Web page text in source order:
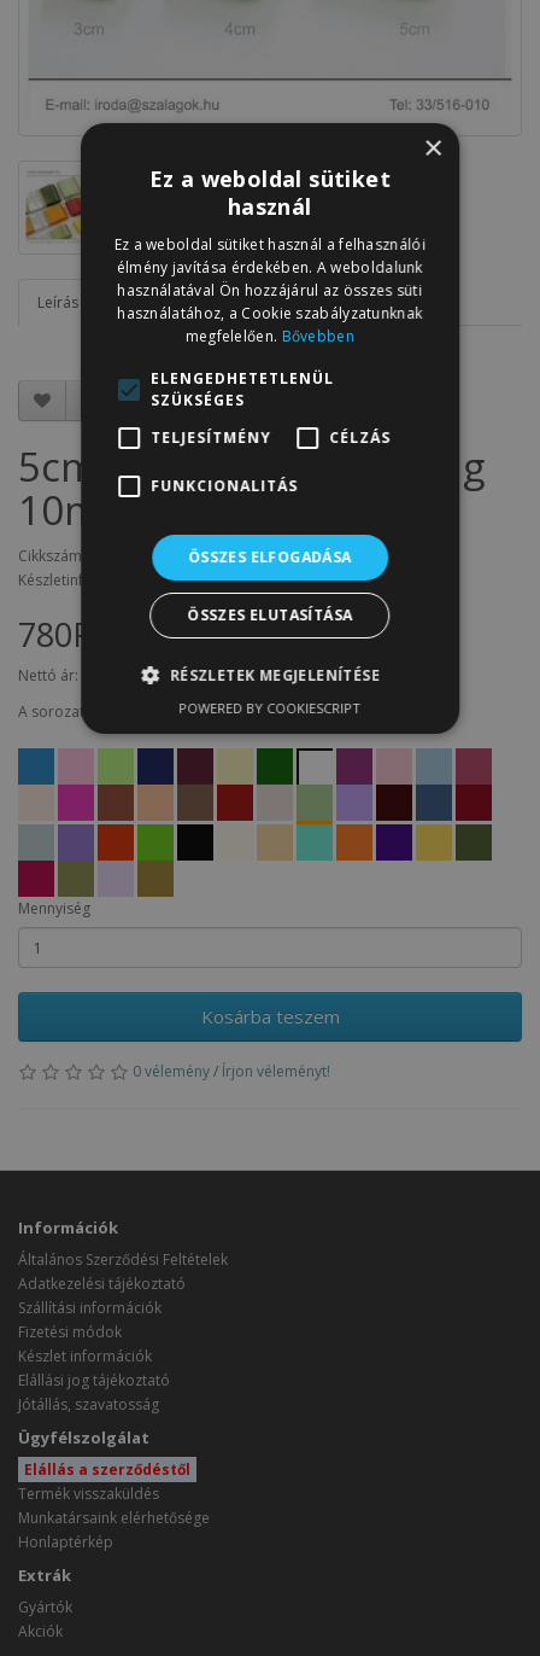
Leírás Vélemények (0)
5cm széles szatén szalag
10m C06-borsózöld
Cikkszám: SZ5.C06
Készletinfó: 9
780Ft
Nettó ár:
A sorozat termékei
Mennyiség
Kosárba teszem
0 vélemény/ Írjon véleményt!
Információk
Általános Szerződési Feltételek
Adatkezelési tájékoztató
Szállítási információk
Fizetési módok
Készlet információk
Elállási jog tájékoztató
Jótállás, szavatosság
Ügyfélszolgálat
Elállás a szerződéstől
Termék visszaküldés
Munkatársaink elérhetősége
Honlaptérkép
Extrák
Gyártók
Akciók
×
Ez a weboldal sütiket
használ
Ez a weboldal sütiket használ a felhasználói
élmény javítása érdekében. A weboldalunk
használatával Ön hozzájárul az összes süti
használatához, a Cookie szabályzatunknak
megfelelően. Bővebben
ELENGEDHETETLENÜL
SZÜKSÉGES
TELJESÍTMÉNY
CÉLZÁS
FUNKCIONALITÁS
ÖSSZES ELFOGADÁSA
ÖSSZES ELUTASÍTÁSA
RÉSZLETEK MEGJELENÍTÉSE
POWERED BY COOKIESCRIPT